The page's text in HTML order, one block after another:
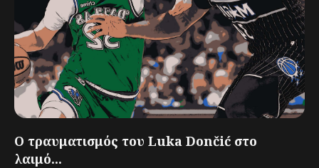
Ο τραυματισμός του Luka Dončić στο
λαιμό...